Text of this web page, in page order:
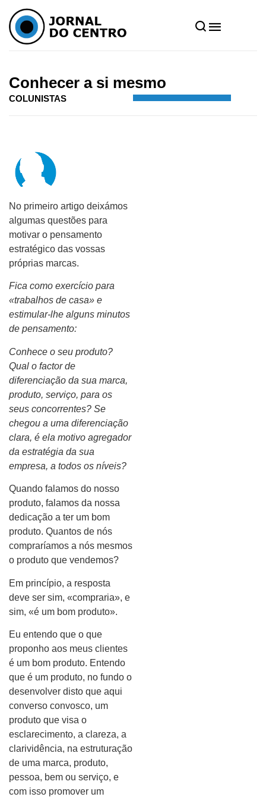
Conhecer a si mesmo
COLUNISTAS
No primeiro artigo deixámos
algumas questões para
motivar o pensamento
estratégico das vossas
próprias marcas.
Fica como exercício para
«trabalhos de casa» e
estimular-lhe alguns minutos
de pensamento:
Conhece o seu produto?
Qual o factor de
diferenciação da sua marca,
produto, serviço, para os
seus concorrentes? Se
chegou a uma diferenciação
clara, é ela motivo agregador
da estratégia da sua
empresa, a todos os níveis?
Quando falamos do nosso
produto, falamos da nossa
dedicação a ter um bom
produto. Quantos de nós
compraríamos a nós mesmos
o produto que vendemos?
Em princípio, a resposta
deve ser sim, «compraria», e
sim, «é um bom produto».
Eu entendo que o que
proponho aos meus clientes
é um bom produto. Entendo
que é um produto, no fundo o
desenvolver disto que aqui
converso convosco, um
produto que visa o
esclarecimento, a clareza, a
clarividência, na estruturação
de uma marca, produto,
pessoa, bem ou serviço, e
com isso promover um